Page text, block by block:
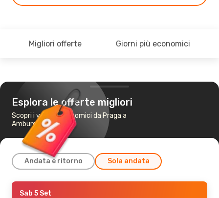
Migliori offerte Giorni più economici
Esplora le offerte migliori
Scopri i voli più economici da Praga a
Amburgo
Andata e ritorno Sola andata
Gio 3 Set- Lun 7 Set
Sab 5 Set